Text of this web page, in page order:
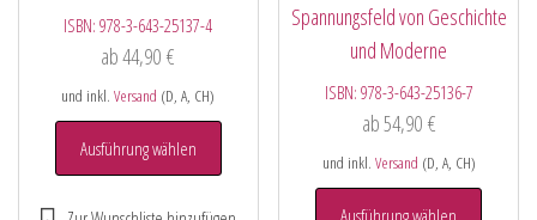
ISBN:978-3-643-25137-4
ab44,90€
und inkl.Versand (D, A, CH)
Ausführung wählen
Spannungsfeld von Geschichte
und Moderne
ISBN: 978-3-643-25136-7
ab54,90 €
und inkl. Versand (D, A, CH)